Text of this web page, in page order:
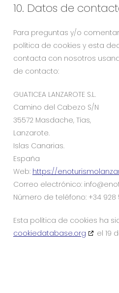
10. Datos de
Para preguntas y/o
política de cookies y esta
contacta con nosotros
de contacto:
GUATICEA LANZAROTE S.L.
Camino del Cabezo S/N
35572 Masdache, Tías,
Lanzarote.
Islas Canarias.
España
Web: https://
Correo electrónico:
Número de teléfono: +34 928
Esta política de cookies ha
cookiedatabase.org
el 19